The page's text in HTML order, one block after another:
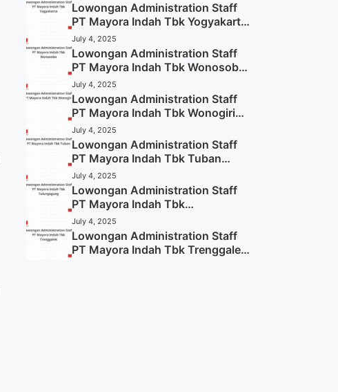
Lowongan Administration Staff
PT Mayora Indah Tbk Yogyakarta
Tahun 2025
July 4, 2025
Lowongan Administration Staff
PT Mayora Indah Tbk Wonosobo
Tahun 2025 (Lamar Sekarang)
July 4, 2025
Lowongan Administration Staff
PT Mayora Indah Tbk Wonogiri
Tahun 2025 (Apply Now)
July 4, 2025
Lowongan Administration Staff
PT Mayora Indah Tbk Tuban
Tahun 2025 (Resmi)
July 4, 2025
Lowongan Administration Staff
PT Mayora Indah Tbk
Tulungagung Tahun 2025 (Lamar
Sekarang)
July 4, 2025
Lowongan Administration Staff
PT Mayora Indah Tbk Trenggalek